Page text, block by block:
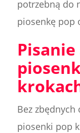
potrzebną do
piosenkę pop
Bez
piosenki pop